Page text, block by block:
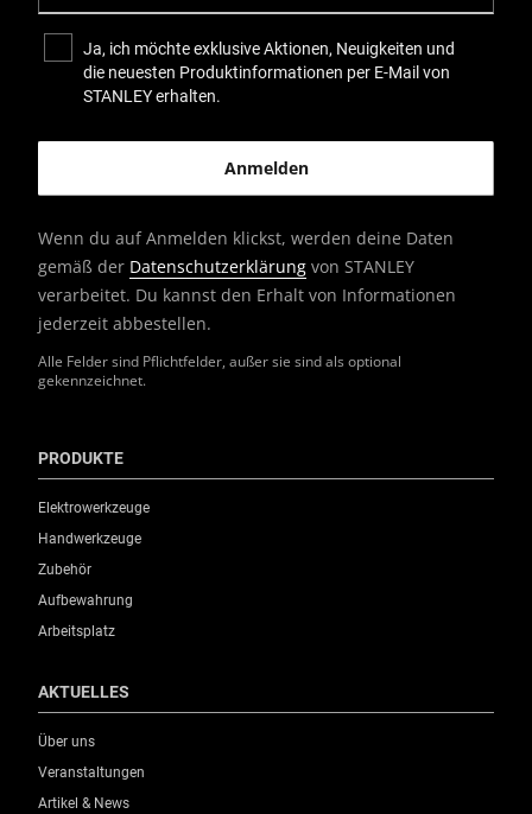
Alle Felder sind Pflichtfelder, außer sie sind als optional
gekennzeichnet.
Ja, ich möchte exklusive Aktionen, Neuigkeiten und
die neuesten Produktinformationen per E-Mail von
STANLEY erhalten.
Wenn du auf Anmelden klickst, werden deine Daten
gemäß der Datenschutzerklärung von STANLEY
verarbeitet. Du kannst den Erhalt von Informationen
jederzeit abbestellen.
PRODUKTE
Elektrowerkzeuge
Handwerkzeuge
Zubehör
Aufbewahrung
Arbeitsplatz
AKTUELLES
Über uns
Veranstaltungen
Artikel & News